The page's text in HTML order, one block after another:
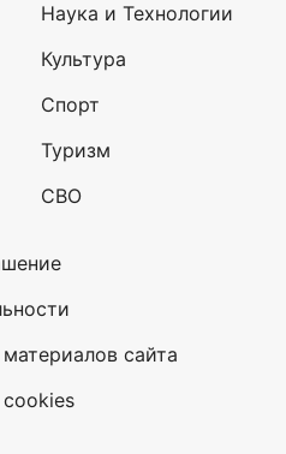
Наука и Технологии
Культура
Спорт
Туризм
СВО
сайта